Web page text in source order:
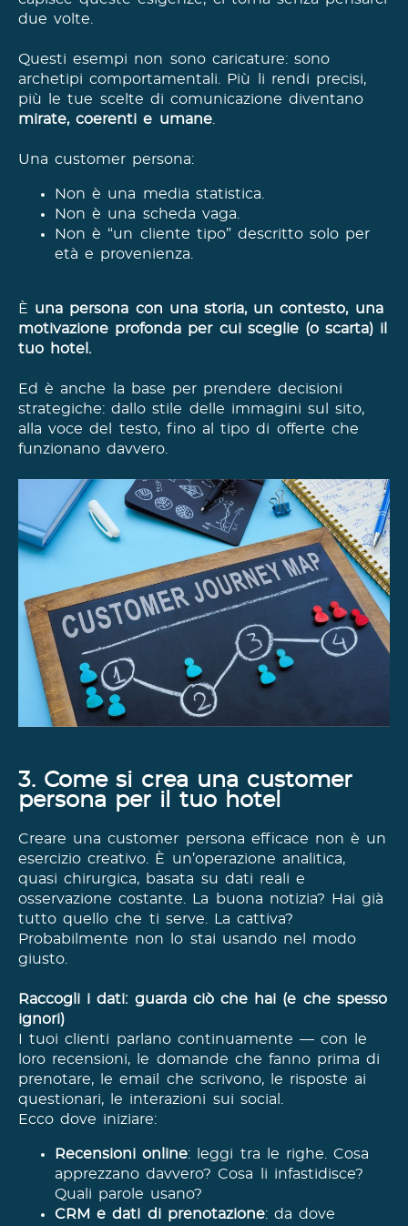
due volte.
Questi esempi non sono caricature: sono
archetipi comportamentali. Più li rendi precisi,
più le tue scelte di comunicazione diventano
mirate, coerenti e umane.
Una customer persona:
Non è una media statistica.
Non è una scheda vaga.
Non è “un cliente tipo” descritto solo per
età e provenienza.
È una persona con una storia, un contesto, una
motivazione profonda per cui sceglie (o scarta) il
tuo hotel.
Ed è anche la base per prendere decisioni
strategiche: dallo stile delle immagini sul sito,
alla voce del testo, fino al tipo di offerte che
funzionano davvero.
3. Come si crea una customer
persona per il tuo hotel
Creare una customer persona efficace non è un
esercizio creativo. È un’operazione analitica,
quasi chirurgica, basata su dati reali e
osservazione costante. La buona notizia? Hai già
tutto quello che ti serve. La cattiva?
Probabilmente non lo stai usando nel modo
giusto.
Raccogli i dati: guarda ciò che hai (e che spesso
ignori)
I tuoi clienti parlano continuamente — con le
loro recensioni, le domande che fanno prima di
prenotare, le email che scrivono, le risposte ai
questionari, le interazioni sui social.
Ecco dove iniziare:
Recensioni online: leggi tra le righe. Cosa
apprezzano davvero? Cosa li infastidisce?
Quali parole usano?
CRM e dati di prenotazione: da dove